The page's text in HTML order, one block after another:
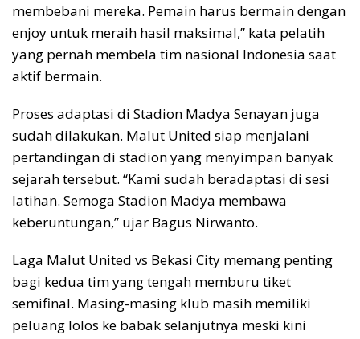
membebani mereka. Pemain harus bermain dengan
enjoy untuk meraih hasil maksimal,” kata pelatih
yang pernah membela tim nasional Indonesia saat
aktif bermain.
Proses adaptasi di Stadion Madya Senayan juga
sudah dilakukan. Malut United siap menjalani
pertandingan di stadion yang menyimpan banyak
sejarah tersebut. “Kami sudah beradaptasi di sesi
latihan. Semoga Stadion Madya membawa
keberuntungan,” ujar Bagus Nirwanto.
Laga Malut United vs Bekasi City memang penting
bagi kedua tim yang tengah memburu tiket
semifinal. Masing-masing klub masih memiliki
peluang lolos ke babak selanjutnya meski kini